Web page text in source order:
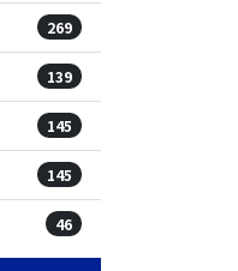
269
139
145
145
46